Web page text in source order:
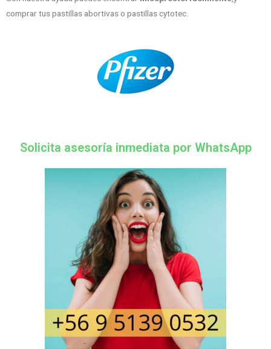
comprar tus pastillas abortivas o pastillas cytotec.
Solicita asesoría inmediata por WhatsApp